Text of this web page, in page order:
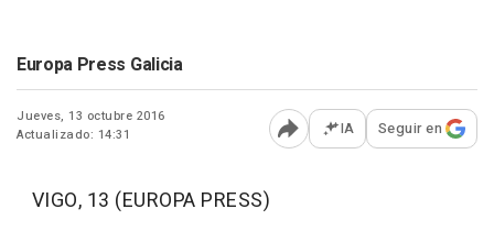
Europa Press Galicia
Jueves, 13 octubre 2016
Actualizado: 14:31
Abrir opciones para
IA Seguir en
VIGO, 13 (EUROPA PRESS)